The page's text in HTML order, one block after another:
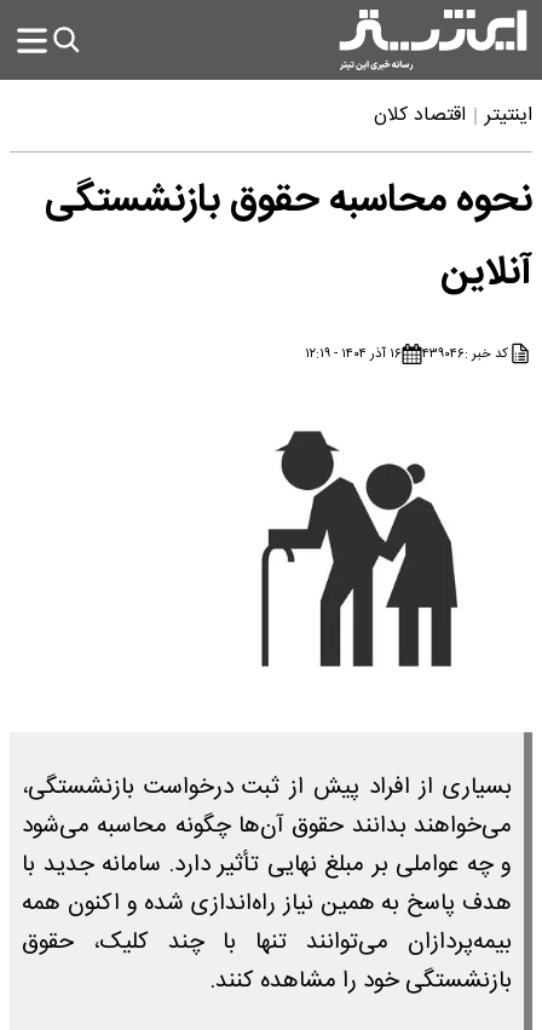
اینتیتر اقتصاد کلان
نحوه محاسبه حقوق بازنشستگی
آنلاین
کد خبر :۴۳۹۰۴۶ ۱۶ آذر ۱۴۰۴ - ۱۲:۱۹
بسیاری از افراد پیش از ثبت درخواست بازنشستگی،
می‌خواهند بدانند حقوق آن‌ها چگونه محاسبه می‌شود
و چه عواملی بر مبلغ نهایی تأثیر دارد. سامانه جدید با
هدف پاسخ به همین نیاز راه‌اندازی شده و اکنون همه
بیمه‌پردازان می‌توانند تنها با چند کلیک، حقوق
بازنشستگی خود را مشاهده کنند.